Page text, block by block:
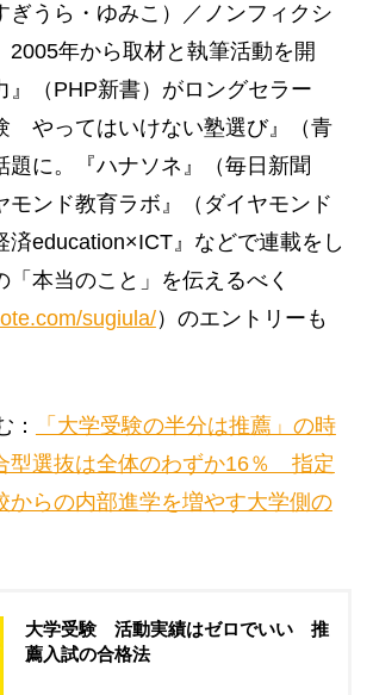
ぎうら・ゆみこ）／ノンフィクシ
2005年から取材と執筆活動を開
』（PHP新書）がロングセラー
やってはいけない塾選び』（青
題に。『ハナソネ』（毎日新聞
モンド教育ラボ』（ダイヤモンド
済education×ICT』などで連載をし
「本当のこと」を伝えるべく
sugiula/）のエントリーも
：
「大学受験の半分は推薦」の時
型選抜は全体のわずか16％ 指定
からの内部進学を増やす大学側の
大学受験 活動実績はゼロでいい 推
薦入試の合格法